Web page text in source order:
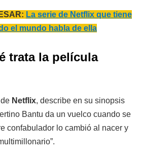
La serie de Netflix que tiene
el mundo habla de ella
trata la película
Netflix, describe en su sinopsis
Bantu da un vuelco cuando se
confabulador lo cambió al nacer y